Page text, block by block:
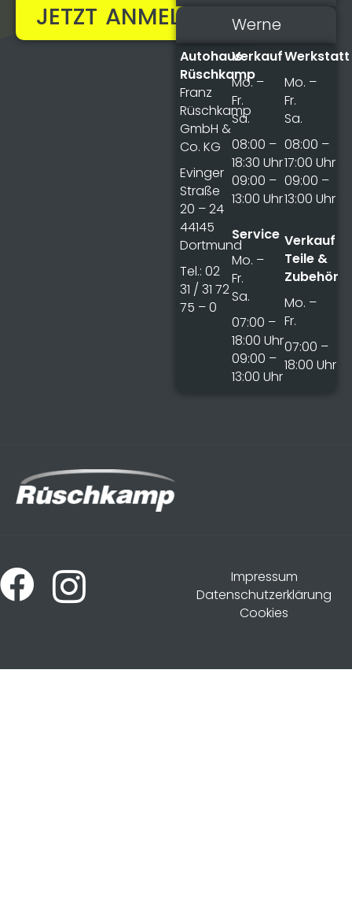
JETZT ANMELDEN!
Werne
Autohaus
Rüschkamp
Franz
Rüschkamp
GmbH &
Co. KG
Evinger
Straße
20 – 24
44145
Dortmund
Tel.: 02
31 / 31 72
75 – 0
Verkauf
Mo. –
Fr.
Sa.
08:00 –
18:30 Uhr
09:00 –
13:00 Uhr
Service
Mo. –
Fr.
Sa.
07:00 –
18:00 Uhr
09:00 –
13:00 Uhr
Werkstatt
Mo. –
Fr.
Sa.
08:00 –
17:00 Uhr
09:00 –
13:00 Uhr
Verkauf
Teile &
Zubehör
Mo. –
Fr.
07:00 –
18:00 Uhr
Impressum
Datenschutzerklärung
Cookies